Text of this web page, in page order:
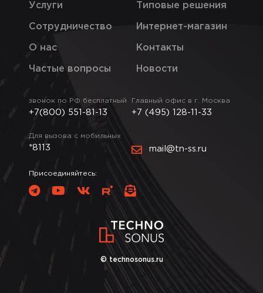
© technosonus.ru
Услуги
Сотрудничество
О нас
Частые вопросы
Типовые решения
Интернет-магазин
Контакты
Новости
звонок по РФ бесплатный
+7(800) 551-81-13
Главный офис в г. Москва
+7 (495) 128-11-33
Для вызова с мобильных
*8113 mail@tn-ss.ru
Присоединяйтесь: